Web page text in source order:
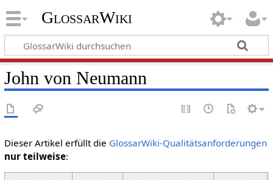
GlossarWiki
John von Neumann
Dieser Artikel erfüllt die GlossarWiki-Qualitätsanforderungen
nur teilweise: